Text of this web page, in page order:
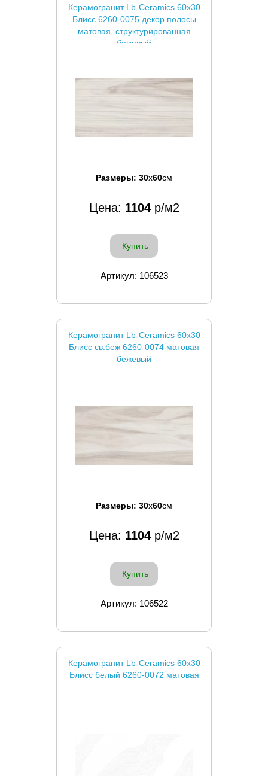
Керамогранит Lb-Ceramics 60x30
Блисс 6260-0075 декор полосы
матовая, структурированная
бежевый
Размеры: 30x60см
Цена: 1104р/м2
Купить
Артикул: 106523
Керамогранит Lb-Ceramics 60x30
Блисс св.беж 6260-0074 матовая
бежевый
Размеры: 30x60см
Цена: 1104р/м2
Купить
Артикул: 106522
Керамогранит Lb-Ceramics 60x30
Блисс белый 6260-0072 матовая